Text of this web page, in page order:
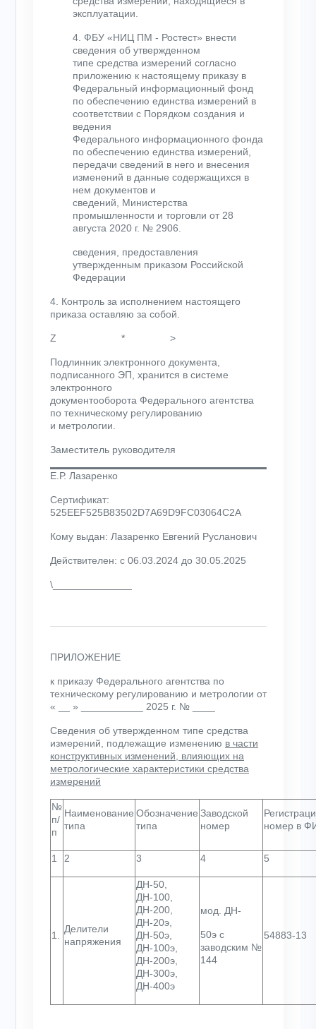
эксплуатации.
4. ФБУ «НИЦ ПМ - Ростест» внести
сведения об утвержденном
типе средства измерений согласно
приложению к настоящему приказу в
Федеральный информационный фонд
по обеспечению единства измерений в
соответствии с Порядком создания и
ведения
Федерального информационного фонда
по обеспечению единства измерений,
передачи сведений в него и внесения
изменений в данные содержащихся в
нем документов и
сведений, Министерства
промышленности и торговли от 28
августа 2020 г. № 2906.
сведения, предоставления
утвержденным приказом Российской
Федерации
4. Контроль за исполнением настоящего
приказа оставляю за собой.
Z * >
Подлинник электронного документа,
подписанного ЭП, хранится в системе
электронного
документооборота Федерального агентства
по техническому регулированию
и метрологии.
Заместитель руководителя
Е.Р. Лазаренко
Сертификат:
525EEF525B83502D7A69D9FC03064C2A
Кому выдан: Лазаренко Евгений Русланович
Действителен: с 06.03.2024 до 30.05.2025
\______________
ПРИЛОЖЕНИЕ
к приказу Федерального агентства по
техническому регулированию и метрологии от
« __ » ___________ 2025 г. № ____
Сведения об утвержденном типе средства
измерений, подлежащие изменению в части
конструктивных изменений, влияющих на
метрологические характеристики средства
измерений
№
п/
п
Наименование
типа
Обозначение
типа
Заводской
номер
номер в
1 2 3 4 5
1.
Делители
напряжения
ДН-50,
ДН-100,
ДН-200,
ДН-20э,
ДН-50э,
ДН-100э,
ДН-200э,
ДН-300э,
ДН-400э
мод. ДН-
50э с
заводским №
144
54883-13